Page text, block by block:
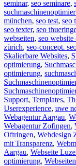
seminar, seo seminare,
münchen, seo test, seo
seo texter, seo
webseiten, seo website
zürich, seo-concept.
Skalierbare Websites,
optimierung,
optimierung,
Support, Templates,
Userexperience, uwe
Webagentur Aargau,
Webagentur Zofingen,
Oftringen, Webdesign
mit Transparenz,
Aargau, Webseite
optimierung,